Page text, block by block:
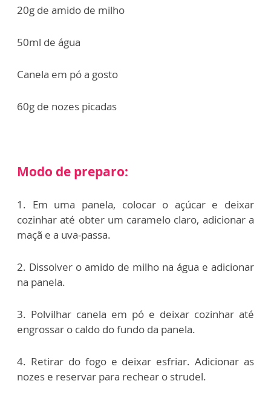
20g de amido de milho
50ml de água
Canela em pó a gosto
60g de nozes picadas
Modo de preparo:
1. Em uma panela, colocar o açúcar e deixar
cozinhar até obter um caramelo claro, adicionar a
maçã e a uva-passa.
2. Dissolver o amido de milho na água e adicionar
na panela.
3. Polvilhar canela em pó e deixar cozinhar até
engrossar o caldo do fundo da panela.
4. Retirar do fogo e deixar esfriar. Adicionar as
nozes e reservar para rechear o strudel.